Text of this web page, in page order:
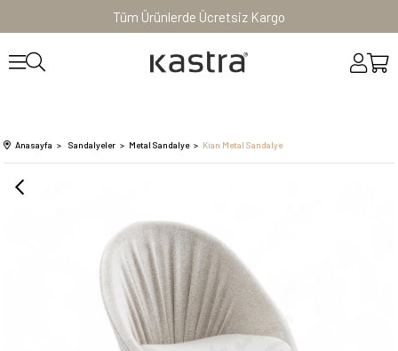
Tüm Ürünlerde Ücretsiz Kargo
Anasayfa Sandalyeler Metal Sandalye Kian Metal Sandalye